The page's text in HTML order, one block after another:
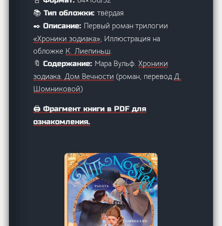
📚 Тип обложки:твёрдая
✒️ Описание: Первый роман трилогии
«Хроники зодиака» , Иллюстрация на
обложке К. Лиепиньш
🔖 Содержание: Мара Вульф.Хроники
зодиака. Дом Вечности (роман, перевод Д.
Шомниковой)
🖨️ Фрагмент книги в PDF для
ознакомления.